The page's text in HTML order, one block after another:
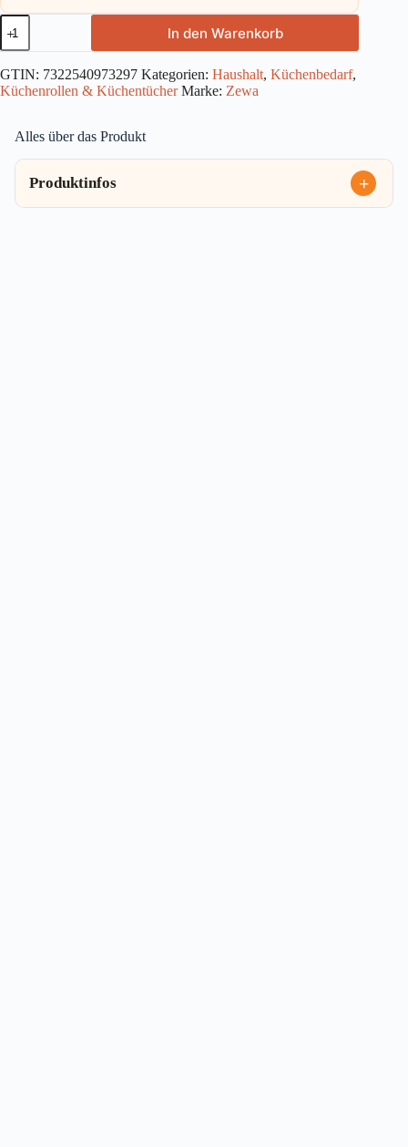
Zewa
Wisch
&
Weg
Original
4x45
Menge
In den Warenkorb
GTIN: 7322540973297 Kategorien: Haushalt, Küchenbedarf,
Küchenrollen & Küchentücher Marke: Zewa
Alles über das Produkt
Produktinfos